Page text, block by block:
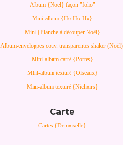
Album {Noël} façon "folio"
Mini-album {Ho-Ho-Ho}
Mini {Planche à découper Noël}
Album-enveloppes couv. transparentes shaker (Noël)
Mini-album carré {Portes}
Mini-album texturé {Oiseaux}
Mini-album texturé {Nichoirs}
Carte
Cartes {Demoiselle}